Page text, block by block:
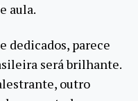
aula.
dedicados, parece
será brilhante.
outro